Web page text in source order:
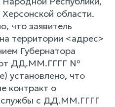
области.
что заявитель
территории <адрес>
Губернатора
от ДД.ММ.ГГГГ №
установлено, что
контракт о
службы с ДД.ММ.ГГГГ